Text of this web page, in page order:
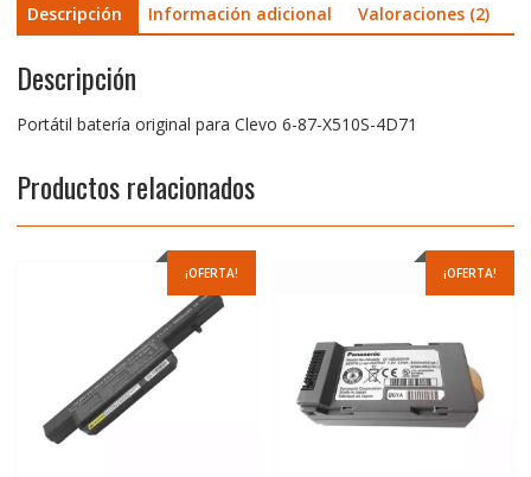
Descripción Información adicional Valoraciones (2)
Descripción
Portátil batería original para Clevo 6-87-X510S-4D71
Productos relacionados
¡OFERTA! ¡OFERTA!